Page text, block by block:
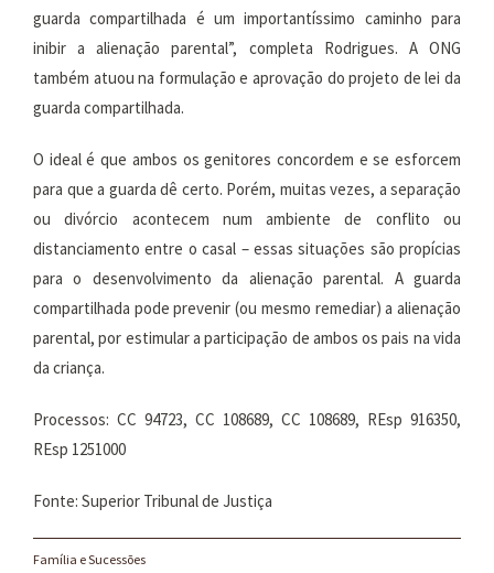
guarda compartilhada é um importantíssimo caminho para
inibir a alienação parental”, completa Rodrigues. A ONG
também atuou na formulação e aprovação do projeto de lei da
guarda compartilhada.
O ideal é que ambos os genitores concordem e se esforcem
para que a guarda dê certo. Porém, muitas vezes, a separação
ou divórcio acontecem num ambiente de conflito ou
distanciamento entre o casal – essas situações são propícias
para o desenvolvimento da alienação parental. A guarda
compartilhada pode prevenir (ou mesmo remediar) a alienação
parental, por estimular a participação de ambos os pais na vida
da criança.
Processos: CC 94723, CC 108689, CC 108689, REsp 916350,
REsp 1251000
Fonte: Superior Tribunal de Justiça
Família e Sucessões